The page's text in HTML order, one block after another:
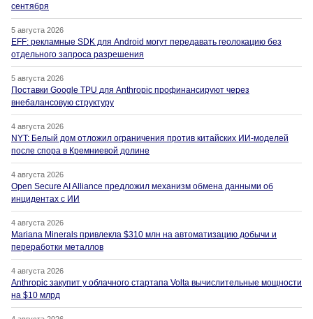
сентября
5 августа 2026
EFF: рекламные SDK для Android могут передавать геолокацию без
отдельного запроса разрешения
5 августа 2026
Поставки Google TPU для Anthropic профинансируют через
внебалансовую структуру
4 августа 2026
NYT: Белый дом отложил ограничения против китайских ИИ-моделей
после спора в Кремниевой долине
4 августа 2026
Open Secure AI Alliance предложил механизм обмена данными об
инцидентах с ИИ
4 августа 2026
Mariana Minerals привлекла $310 млн на автоматизацию добычи и
переработки металлов
4 августа 2026
Anthropic закупит у облачного стартапа Volta вычислительные мощности
на $10 млрд